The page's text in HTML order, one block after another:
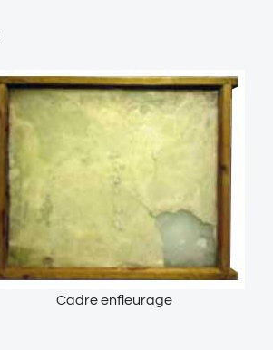
Cadre enfleurage